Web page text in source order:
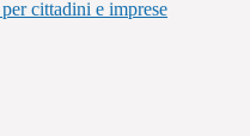
cittadini e imprese